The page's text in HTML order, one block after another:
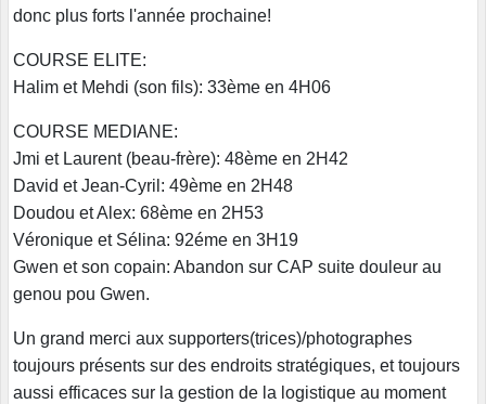
donc plus forts l'année prochaine!
COURSE ELITE:
Halim et Mehdi (son fils): 33ème en 4H06
COURSE MEDIANE:
Jmi et Laurent (beau-frère): 48ème en 2H42
David et Jean-Cyril: 49ème en 2H48
Doudou et Alex: 68ème en 2H53
Véronique et Sélina: 92éme en 3H19
Gwen et son copain: Abandon sur CAP suite douleur au
genou pou Gwen.
Un grand merci aux supporters(trices)/photographes
toujours présents sur des endroits stratégiques, et toujours
aussi efficaces sur la gestion de la logistique au moment